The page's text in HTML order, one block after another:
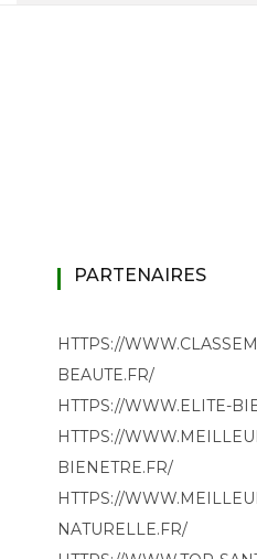
PARTENAIRES
HTTPS://
BEAUTE.FR/
HTTPS://WWW.ELITE-
HTTPS://
BIENETRE.FR/
HTTPS://
NATURELLE.FR/